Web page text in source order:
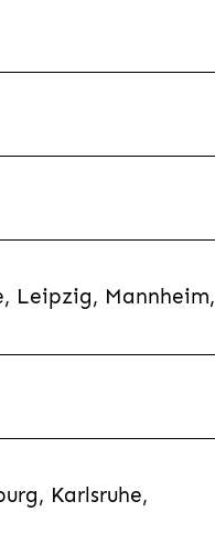
Leipzig, Mannheim,
Karlsruhe,